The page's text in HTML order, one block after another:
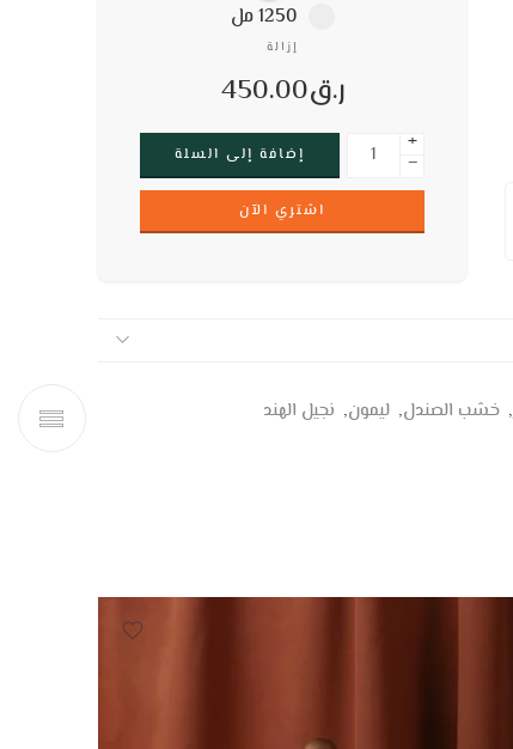
1250 مل
إزالة
ر.ق450.00
+
−
إضافة إلى السلة
اشتري الآن
, خشب الصندل, ليمون, نجيل الهند